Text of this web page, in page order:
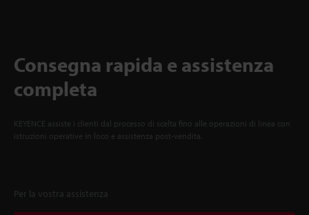
Consegna rapida e assistenza
completa
KEYENCE assiste i clienti dal processo di scelta fino alle operazioni di linea con
istruzioni operative in loco e assistenza post-vendita.
Per la vostra assistenza